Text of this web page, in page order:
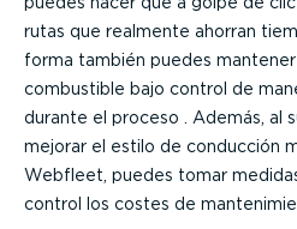
rutas que realmente ahorran
forma también puedes
combustible bajo control de
durante el proceso . Además, al
mejorar el estilo de conducción
Webfleet, puedes tomar
control los costes de